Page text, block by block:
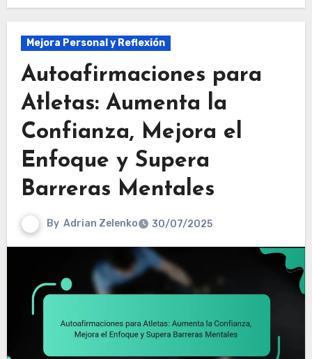
Mejora Personal y Reflexión
Autoafirmaciones para
Atletas: Aumenta la
Confianza, Mejora el
Enfoque y Supera
Barreras Mentales
By Adrian Zelenko 30/07/2025